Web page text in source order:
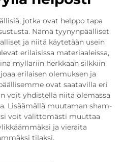
jotka ovat helppo tapa
Nämä tyynynpäälliset
ja niitä käytetään usein
erilaisissa materiaaleissa,
mylläriin herkkään silkkiin
erilaisen olemuksen ja
ovat saatavilla eri
voit yhdistellä niitä olemassa
Lisäämällä muutaman sham-
voit välittömästi muuttaa
ja vieraita
tilaksi.